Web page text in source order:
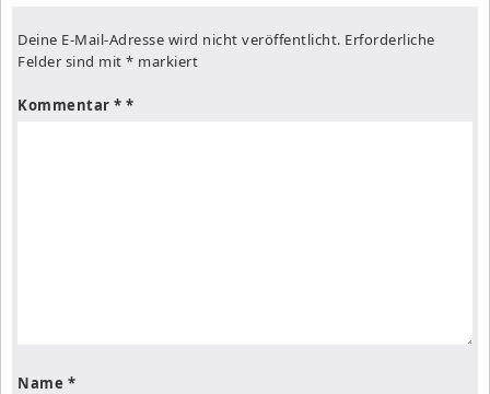
Deine E-Mail-Adresse wird nicht veröffentlicht. Erforderliche
Felder sind mit * markiert
Kommentar *
Name *